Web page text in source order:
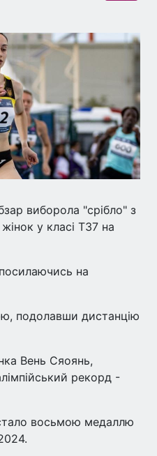
виборола "срібло" з
у класі T37 на
на
подолавши дистанцію
Вень Сяоянь,
рекорд -
восьмою медаллю